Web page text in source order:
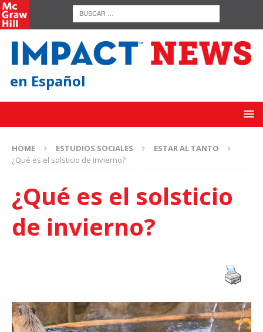
en Español
HOME ESTUDIOS SOCIALES
ESTAR AL TANTO
¿Qué es el solsticio de invierno?
¿Qué es el solsticio
de invierno?